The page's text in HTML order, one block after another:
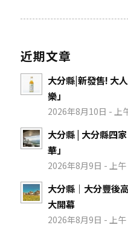
近期文章
大分縣|新發售! 大
樂」
2026年8月10日 - 上
大分縣 | 大分縣四
華」
2026年8月9日 - 上午
大分縣｜大分豐後
大開幕
2026年8月9日 - 上午